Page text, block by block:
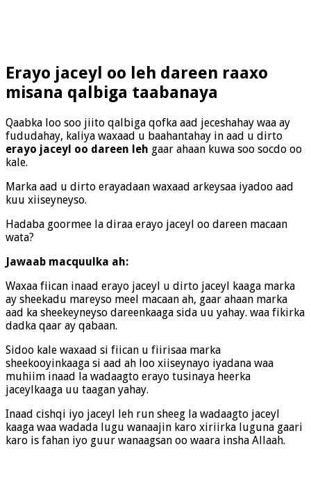
Erayo jaceyl oo leh dareen raaxo
misana qalbiga taabanaya
Qaabka loo soo jiito qalbiga qofka aad jeceshahay waa ay
fududahay, kaliya waxaad u baahantahay in aad u dirto
erayo jaceyl oo dareen leh gaar ahaan kuwa soo socdo oo
kale.
Marka aad u dirto erayadaan waxaad arkeysaa iyadoo aad
kuu xiiseyneyso.
Hadaba goormee la diraa erayo jaceyl oo dareen macaan
wata?
Jawaab macquulka ah:
Waxaa fiican inaad erayo jaceyl u dirto jaceyl kaaga marka
ay sheekadu mareyso meel macaan ah, gaar ahaan marka
aad ka sheekeyneyso dareenkaaga sida uu yahay. waa fikirka
dadka qaar ay qabaan.
Sidoo kale waxaad si fiican u fiirisaa marka
sheekooyinkaaga si aad ah loo xiiseynayo iyadana waa
muhiim inaad la wadaagto erayo tusinaya heerka
jaceylkaaga uu taagan yahay.
Inaad cishqi iyo jaceyl leh run sheeg la wadaagto jaceyl
kaaga waa wadada lugu wanaajin karo xiriirka luguna gaari
karo is fahan iyo guur wanaagsan oo waara insha Allaah.